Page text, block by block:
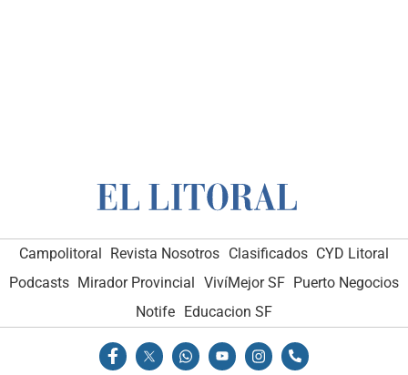
Campolitoral Revista Nosotros Clasificados CYD Litoral
Podcasts Mirador Provincial VivíMejor SF Puerto Negocios
Notife Educacion SF